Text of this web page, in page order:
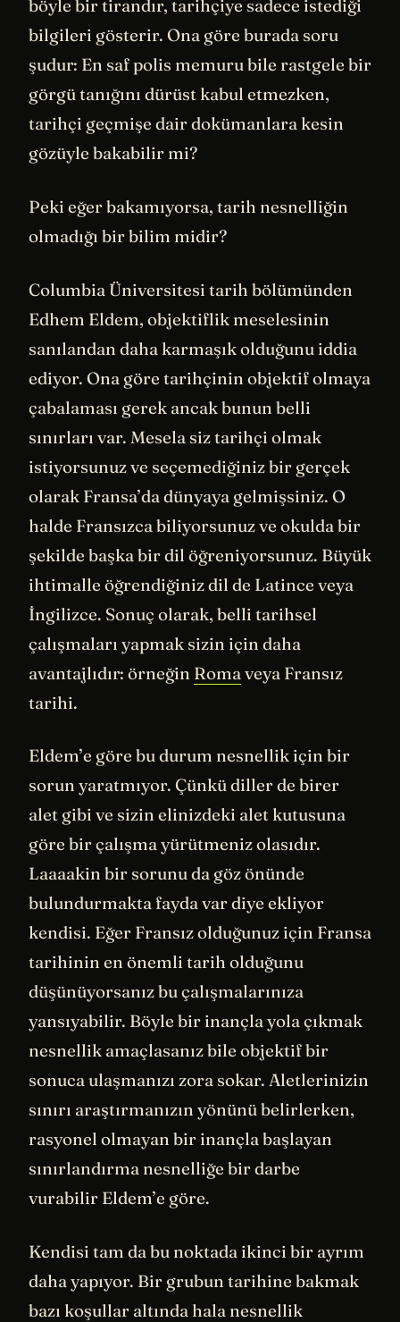
böyle bir tirandır, tarihçiye sadece istediği
bilgileri gösterir. Ona göre burada soru
şudur: En saf polis memuru bile rastgele bir
görgü tanığını dürüst kabul etmezken,
tarihçi geçmişe dair dokümanlara kesin
gözüyle bakabilir mi?
Peki eğer bakamıyorsa, tarih nesnelliğin
olmadığı bir bilim midir?
Columbia Üniversitesi tarih bölümünden
Edhem Eldem, objektiflik meselesinin
sanılandan daha karmaşık olduğunu iddia
ediyor. Ona göre tarihçinin objektif olmaya
çabalaması gerek ancak bunun belli
sınırları var. Mesela siz tarihçi olmak
istiyorsunuz ve seçemediğiniz bir gerçek
olarak Fransa’da dünyaya gelmişsiniz. O
halde Fransızca biliyorsunuz ve okulda bir
şekilde başka bir dil öğreniyorsunuz. Büyük
ihtimalle öğrendiğiniz dil de Latince veya
İngilizce. Sonuç olarak, belli tarihsel
çalışmaları yapmak sizin için daha
avantajlıdır: örneğin Roma veya Fransız
tarihi.
Eldem’e göre bu durum nesnellik için bir
sorun yaratmıyor. Çünkü diller de birer
alet gibi ve sizin elinizdeki alet kutusuna
göre bir çalışma yürütmeniz olasıdır.
Laaaakin bir sorunu da göz önünde
bulundurmakta fayda var diye ekliyor
kendisi. Eğer Fransız olduğunuz için Fransa
tarihinin en önemli tarih olduğunu
düşünüyorsanız bu çalışmalarınıza
yansıyabilir. Böyle bir inançla yola çıkmak
nesnellik amaçlasanız bile objektif bir
sonuca ulaşmanızı zora sokar. Aletlerinizin
sınırı araştırmanızın yönünü belirlerken,
rasyonel olmayan bir inançla başlayan
sınırlandırma nesnelliğe bir darbe
vurabilir Eldem’e göre.
Kendisi tam da bu noktada ikinci bir ayrım
daha yapıyor. Bir grubun tarihine bakmak
bazı koşullar altında hala nesnellik